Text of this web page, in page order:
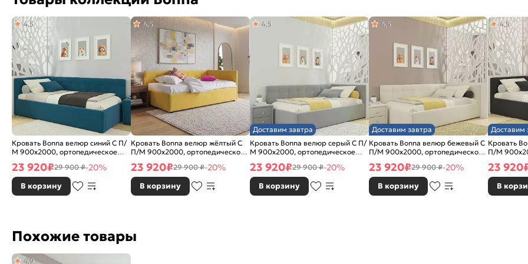
Кровать Bonna велюр синий С П/
М 900x2000, ортопедическое
4,5
23 920₽29 900 ₽-20%
В корзину
Кровать Bonna велюр жёлтый С
П/М 900x2000, ортопедическое
4,5
23 920₽29 900 ₽-20%
В корзину
Доставим завтра
Кровать Bonna велюр серый С П/
М 900x2000, ортопедическое
4,5
23 920₽29 900 ₽-20%
В корзину
Доставим завтра
Кровать Bonna велюр бежевый С
П/М 900x2000, ортопедическое
4,5
23 920₽29 900 ₽-20%
В корзину
Доставим
Кровать
П/М
4,5
23 920
В
Похожие товары
4,9